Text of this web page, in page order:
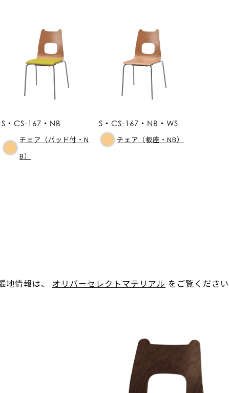
S・CS-167・NB
チェア（パッド付・N
B）
S・CS-167・NB・WS
チェア（板座・NB）
地情報は、 オリバーセレクトマテリアル をご覧くださ